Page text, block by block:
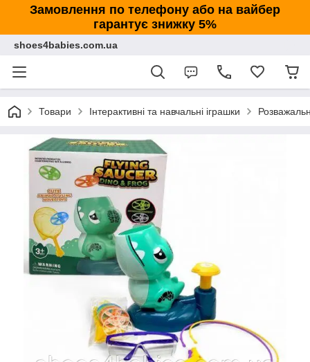
Замовлення по телефону або на вайбер
гарантує знижку 5%
shoes4babies.com.ua
Товари Інтерактивні та навчальні іграшки